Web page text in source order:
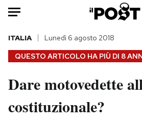
HOME
Italia
Politica
QUESTO ARTICOLO HA PIÙ DI 8
ITALIA Lunedì 6 agosto 2018
Dare motovedette
costituzionale?